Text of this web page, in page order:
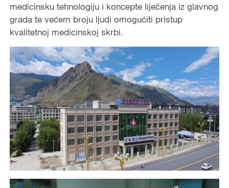
medicinsku tehnologiju i koncepte liječenja iz glavnog
grada te većem broju ljudi omogućiti pristup
kvalitetnoj medicinskoj skrbi.